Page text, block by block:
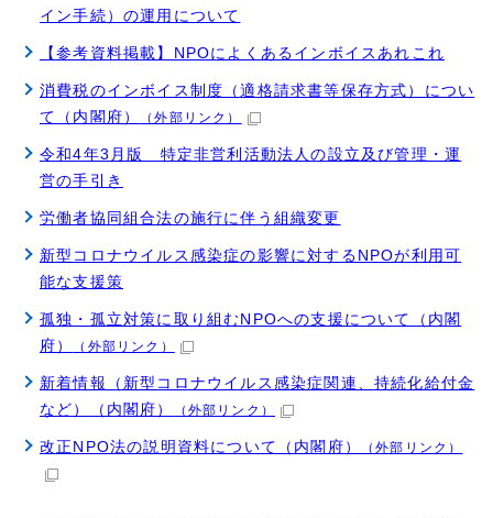
イン手続）の運用について
【参考資料掲載】NPOによくあるインボイスあれこれ
消費税のインボイス制度（適格請求書等保存方式）につい
て（内閣府）
（外部リンク）
令和4年3月版 特定非営利活動法人の設立及び管理・運
営の手引き
労働者協同組合法の施行に伴う組織変更
新型コロナウイルス感染症の影響に対するNPOが利用可
能な支援策
孤独・孤立対策に取り組むNPOへの支援について（内閣
府）
（外部リンク）
新着情報（新型コロナウイルス感染症関連、持続化給付金
など）（内閣府）
（外部リンク）
改正NPO法の説明資料について（内閣府） （外部リンク）